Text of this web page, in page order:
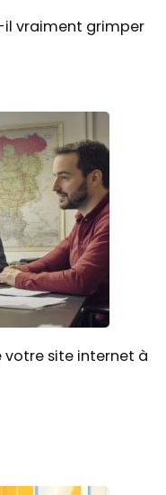
il vraiment grimper
votre site internet à